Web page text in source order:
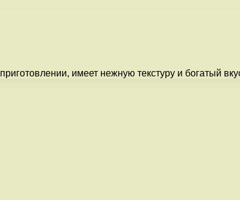
имеет нежную текстуру и богатый